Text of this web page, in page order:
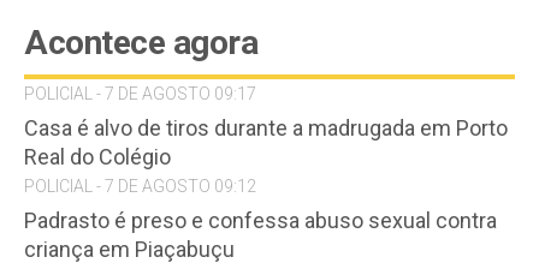
Acontece agora
POLICIAL - 7 DE AGOSTO 09:17
Casa é alvo de tiros durante a madrugada em Porto
Real do Colégio
POLICIAL - 7 DE AGOSTO 09:12
Padrasto é preso e confessa abuso sexual contra
criança em Piaçabuçu